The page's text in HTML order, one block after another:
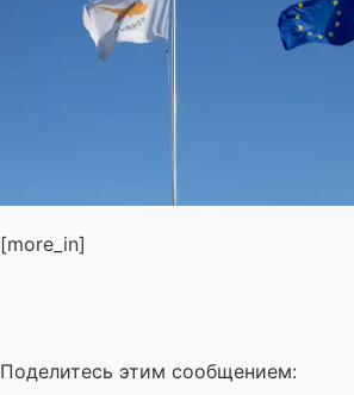
[more_in]
Поделитесь этим сообщением: